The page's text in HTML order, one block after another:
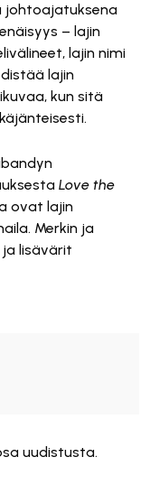
johtoajatuksena
– lajin
lajin nimi
lajin
kun sitä
Love the
ovat lajin
Merkin ja
lisävärit
uudistusta.